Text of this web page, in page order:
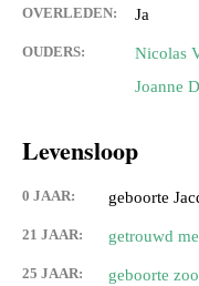
OVERLEDEN: Ja
OUDERS:
Nicolas
Joanne
Levensloop
0 JAAR: geboorte
21 JAAR: getrouwd
25 JAAR: geboorte